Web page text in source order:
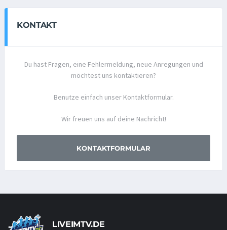
KONTAKT
Du hast Fragen, eine Fehlermeldung, neue Anregungen und
möchtest uns kontaktieren?
Benutze einfach unser Kontaktformular.
Wir freuen uns auf deine Nachricht!
KONTAKTFORMULAR
LIVEIMTV.DE